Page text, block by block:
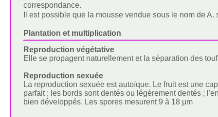
correspondance.
Il est possible que la mousse vendue sous le nom de
Plantation et multiplication
Reproduction végétative
Elle se propagent naturellement et la séparation des
Reproduction sexuée
La reproduction sexuée est autoïque. Le fruit est une
parfait ; les bords sont dentés ou légèrement dentés ;
bien développés. Les spores mesurent 9 à 18 µm